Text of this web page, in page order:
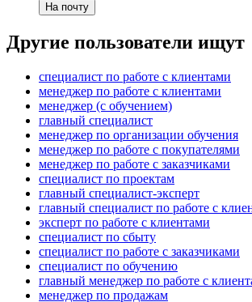
На почту
Другие пользователи ищут
специалист по работе с клиентами
менеджер по работе с клиентами
менеджер (с обучением)
главный специалист
менеджер по организации обучения
менеджер по работе с покупателями
менеджер по работе с заказчиками
специалист по проектам
главный специалист-эксперт
главный специалист по работе с
эксперт по работе с клиентами
специалист по сбыту
специалист по работе с заказчиками
специалист по обучению
главный менеджер по работе с
менеджер по продажам